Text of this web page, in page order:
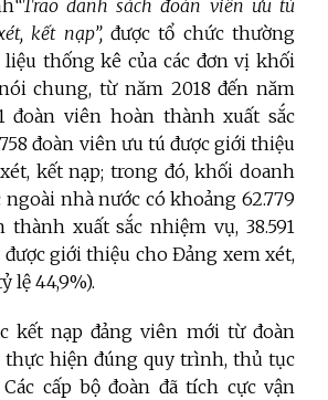
“Trao danh sách đoàn viên ưu tú
kết nạp”, được tổ chức thường
liệu thống kê của các đơn vị khối
chung, từ năm 2018 đến năm
đoàn viên hoàn thành xuất sắc
đoàn viên ưu tú được giới thiệu
kết nạp; trong đó, khối doanh
nhà nước có khoảng 62.779
thành xuất sắc nhiệm vụ, 38.591
giới thiệu cho Đảng xem xét,
lệ 44,9%).
kết nạp đảng viên mới từ đoàn
thực hiện đúng quy trình, thủ tục
cấp bộ đoàn đã tích cực vận